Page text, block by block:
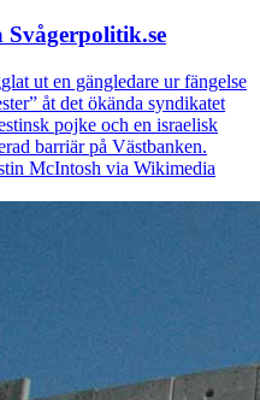
ut en gängledare ur fängelse
åt det ökända syndikatet
pojke och en israelisk
barriär på Västbanken.
McIntosh via Wikimedia